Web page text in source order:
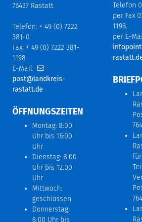
76437 Rastatt
Telefon: + 49 (0) 7222
381-0
Fax: + 49 (0) 7222 381-
1198
E-Mail:
post@landkreis-
rastatt.de
ÖFFNUNGSZEITEN
Montag: 8:00
Uhr bis 16:00
Uhr
Dienstag: 8:00
Uhr bis 12:00
Uhr
Mittwoch:
geschlossen
Donnerstag:
8:00 Uhr bis
Telefon
per Fax
1198,
per E-